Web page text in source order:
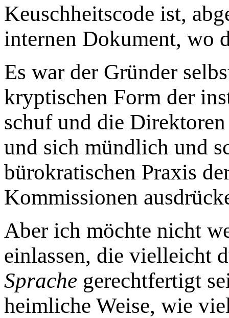
Keuschheitscode ist,
internen Dokument, wo
Es war der Gründer
kryptischen Form der
schuf und die
und sich mündlich und
bürokratischen Praxis
Kommissionen
Aber ich möchte nicht
einlassen, die vielleicht
Sprache gerechtfertigt
heimliche Weise, wie